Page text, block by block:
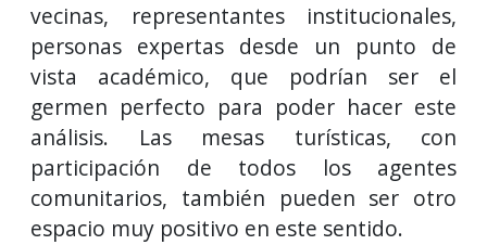
vecinas, representantes institucionales,
personas expertas desde un punto de
vista académico, que podrían ser el
germen perfecto para poder hacer este
análisis. Las mesas turísticas, con
participación de todos los agentes
comunitarios, también pueden ser otro
espacio muy positivo en este sentido.